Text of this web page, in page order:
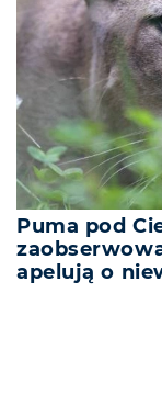
Puma pod
apelują o